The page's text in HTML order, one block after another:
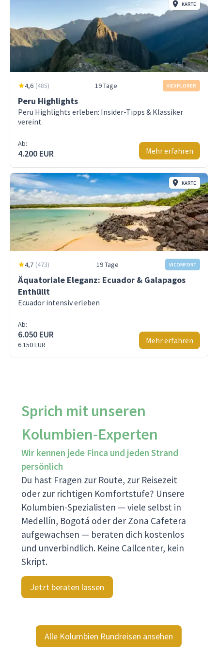
KARTE
4,6 (485) 19 Tage VIEXPLORER
Peru Highlights
Peru Highlights erleben: Insider-Tipps & Klassiker
vereint
Ab:
4.200 EUR Mehr erfahren
KARTE
4,7 (473) 19 Tage VICOMFORT
Äquatoriale Eleganz: Ecuador & Galapagos
Enthüllt
Ecuador intensiv erleben
Ab:
6.050 EUR
6.150 EUR Mehr erfahren
Sprich mit unseren
Kolumbien-Experten
Wir kennen jede Finca und jeden Strand
persönlich
Du hast Fragen zur Route, zur Reisezeit
oder zur richtigen Komfortstufe? Unsere
Kolumbien-Spezialisten — viele selbst in
Medellín, Bogotá oder der Zona Cafetera
aufgewachsen — beraten dich kostenlos
und unverbindlich. Keine Callcenter, kein
Skript.
Jetzt beraten lassen
Alle Kolumbien Rundreisen ansehen